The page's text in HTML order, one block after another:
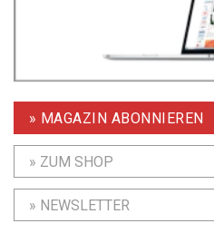
» MAGAZIN ABONNIEREN
» ZUM SHOP
» NEWSLETTER